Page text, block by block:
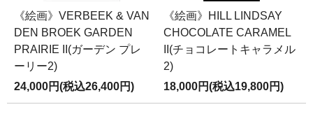
《絵画》VERBEEK & VAN
DEN BROEK GARDEN
PRAIRIE II(ガーデン プレ
ーリー2)
24,000円(税込26,400円)
《絵画》HILL LINDSAY
CHOCOLATE CARAMEL
II(チョコレートキャラメル
2)
18,000円(税込19,800円)